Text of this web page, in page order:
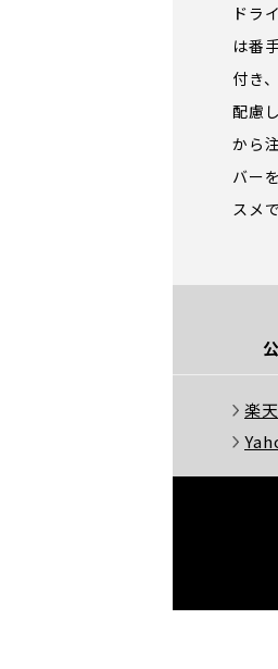
ドラ
は番
付き
配慮
から
バー
スメ
楽